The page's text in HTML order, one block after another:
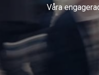
Våra